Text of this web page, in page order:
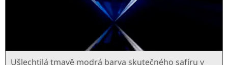
Ušlechtilá tmavě modrá barva skutečného safíru v